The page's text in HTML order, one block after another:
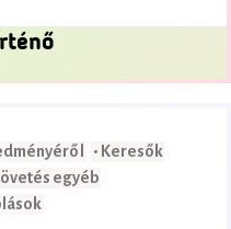
• Keresők
egyéb